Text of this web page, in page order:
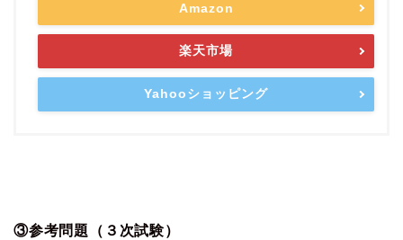
Amazon
楽天市場
Yahooショッピング
③参考問題（３次試験）